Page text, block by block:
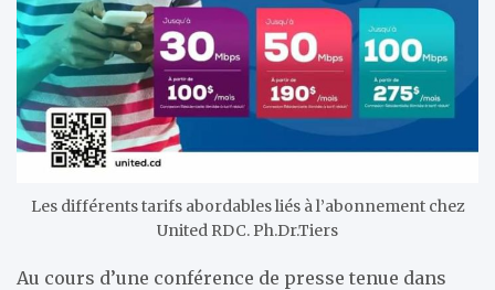
Les différents tarifs abordables liés à l’abonnement chez
United RDC. Ph.Dr.Tiers
Au cours d’une conférence de presse tenue dans